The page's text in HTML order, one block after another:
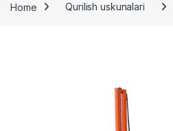
Home Qurilish uskunalari